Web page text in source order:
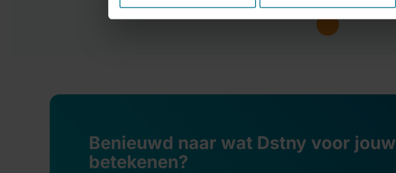
Benieuwd naar wat Dstny voor jouw
betekenen?